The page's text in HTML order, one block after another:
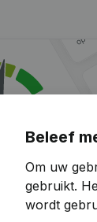
Beleef
Om uw
gebruikt.
wordt